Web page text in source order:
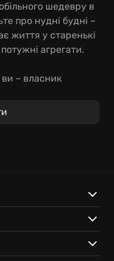
шедевру в
про нудні будні –
життя у старенькі
агрегати.
– власник
колодок до
інструментів для